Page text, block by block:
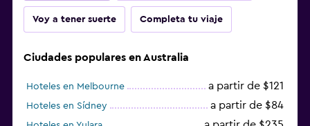
Voy a tener suerte Completa tu viaje
Ciudades populares en Australia
Hoteles en Melbourne a partir de $121
Hoteles en Sídney a partir de $84